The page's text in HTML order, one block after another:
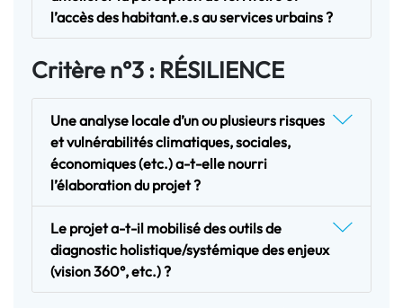
l’accès des habitant.e.s au services urbains ?
Critère n°3 : RÉSILIENCE
Une analyse locale d’un ou plusieurs risques
et vulnérabilités climatiques, sociales,
économiques (etc.) a-t-elle nourri
l’élaboration du projet ?
Le projet a-t-il mobilisé des outils de
diagnostic holistique/systémique des enjeux
(vision 360°, etc.) ?